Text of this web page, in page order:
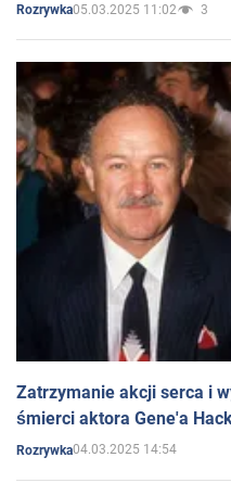
Rozrywka05.03.2025 11:02 3
Zatrzymanie akcji serca i
śmierci aktora Gene'a
Rozrywka04.03.2025 14:54